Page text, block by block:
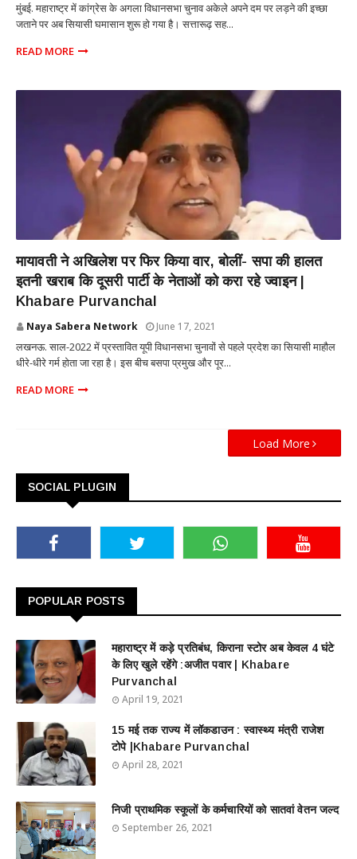
मुंबई. महाराष्ट्र में कांग्रेस के अगला विधानसभा चुनाव अकेले अपने दम पर लड़ने की इच्छा
जताने पर अब सियासी घमासान शुरू हो गया है। सत्तारूढ़ सह...
READ MORE
मायावती ने अखिलेश पर फिर किया वार, बोलीं- सपा की हालत
इतनी खराब कि दूसरी पार्टी के नेताओं को करा रहे ज्वाइन |
Khabare Purvanchal
Naya Sabera Network June 17, 2021
लखनऊ. साल-2022 में प्रस्‍तावित यूपी विधानसभा चुनावों से पहले प्रदेश का सियासी माहौल
धीरे-धीरे गर्म होता जा रहा है। इस बीच बसपा प्रमुख और पूर...
READ MORE
Load More
SOCIAL PLUGIN
POPULAR POSTS
महाराष्ट्र में कड़े प्रतिबंध, किराना स्टोर अब केवल 4 घंटे
के लिए खुले रहेंगे :अजीत पवार | Khabare
Purvanchal
April 19, 2021
15 मई तक राज्य में लॉकडाउन : स्वास्थ्य मंत्री राजेश
टोपे |Khabare Purvanchal
April 28, 2021
निजी प्राथमिक स्कूलों के कर्मचारियों को सातवां वेतन जल्द
September 26, 2021